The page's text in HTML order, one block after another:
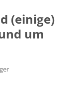
(einige)
um